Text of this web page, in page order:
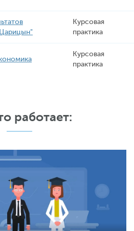
Курсовая
практика
Курсовая
практика
работает: